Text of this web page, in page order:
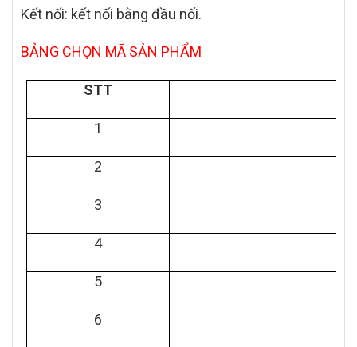
Kết nối: kết nối bằng đầu nối.
BẢNG CHỌN MÃ SẢN PHẨM
STT
1
2
3
4
5
6